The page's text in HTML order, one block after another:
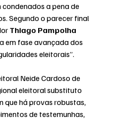
a pena de
Segundo o parecer final
Thiago Pampolha
em fase avançada dos
eleitorais”.
Neide Cardoso de
eleitoral substituto
que há provas robustas,
de testemunhas,